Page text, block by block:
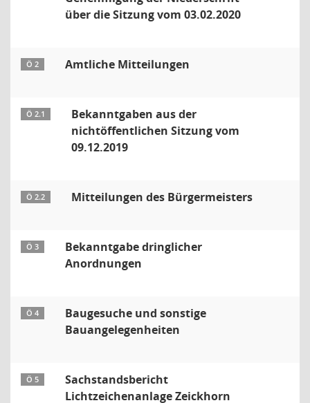
über die Sitzung vom 03.02.2020
Ö 2 Amtliche Mitteilungen
Ö 2.1
Bekanntgaben aus der
nichtöffentlichen Sitzung vom
09.12.2019
Ö 2.2 Mitteilungen des Bürgermeisters
Ö 3
Bekanntgabe dringlicher
Anordnungen
Ö 4
Baugesuche und sonstige
Bauangelegenheiten
Ö 5
Sachstandsbericht
Lichtzeichenanlage Zeickhorn